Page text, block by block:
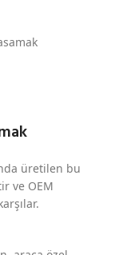
üretilen bu
ve OEM